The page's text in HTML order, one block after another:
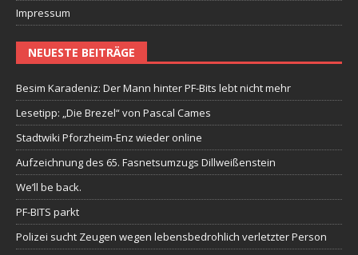
Impressum
NEUESTE BEITRÄGE
Besim Karadeniz: Der Mann hinter PF-Bits lebt nicht mehr
Lesetipp: „Die Brezel“ von Pascal Cames
Stadtwiki Pforzheim-Enz wieder online
Aufzeichnung des 65. Fasnetsumzugs Dillweißenstein
We’ll be back.
PF-BITS parkt
Polizei sucht Zeugen wegen lebensbedrohlich verletzter Person